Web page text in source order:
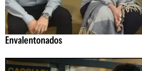
Envalentonados